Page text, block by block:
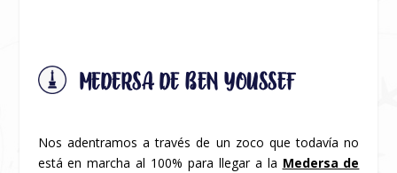
MEDERSA DE BEN YOUSSEF
Nos adentramos a través de un zoco que todavía no
está en marcha al 100% para llegar a la Medersa de